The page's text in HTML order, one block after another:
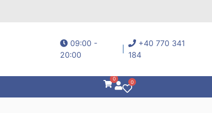
09:00 -
20:00
+40 770 341
184
0
0